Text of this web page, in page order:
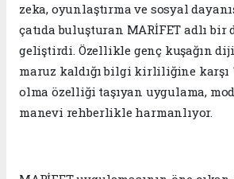
zeka, oyunlaştırma ve sosyal
çatıda buluşturan MARİFET adlı
geliştirdi. Özellikle genç kuşağın
maruz kaldığı bilgi kirliliğine
olma özelliği taşıyan uygulama,
manevi rehberlikle harmanlıyor.